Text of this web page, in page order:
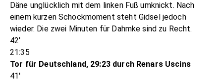
Däne unglücklich mit dem linken Fuß umknickt. Nach
einem kurzen Schockmoment steht Gidsel jedoch
wieder. Die zwei Minuten für Dahmke sind zu Recht.
42'
21:35
Tor für Deutschland, 29:23 durch Renars Uscins
41'